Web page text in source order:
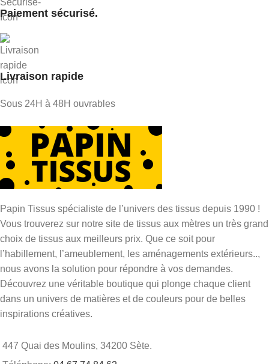
Paiement sécurisé.
Livraison rapide
Sous 24H à 48H ouvrables
Papin Tissus spécialiste de l’univers des tissus depuis 1990 !
Vous trouverez sur notre site de tissus aux mètres un très grand
choix de tissus aux meilleurs prix. Que ce soit pour
l’habillement, l’ameublement, les aménagements extérieurs..,
nous avons la solution pour répondre à vos demandes.
Découvrez une véritable boutique qui plonge chaque client
dans un univers de matières et de couleurs pour de belles
inspirations créatives.
447 Quai des Moulins, 34200 Sète.